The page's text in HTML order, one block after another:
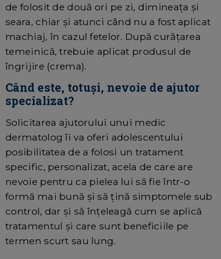
de folosit de două ori pe zi, dimineața și
seara, chiar și atunci când nu a fost aplicat
machiaj, în cazul fetelor. După curățarea
temeinică, trebuie aplicat produsul de
îngrijire (crema).
Când este, totuși, nevoie de ajutor
specializat?
Solicitarea ajutorului unui medic
dermatolog îi va oferi adolescentului
posibilitatea de a folosi un tratament
specific, personalizat, acela de care are
nevoie pentru ca pielea lui să fie într-o
formă mai bună și să țină simptomele sub
control, dar și să înțeleagă cum se aplică
tratamentul și care sunt beneficiile pe
termen scurt sau lung.